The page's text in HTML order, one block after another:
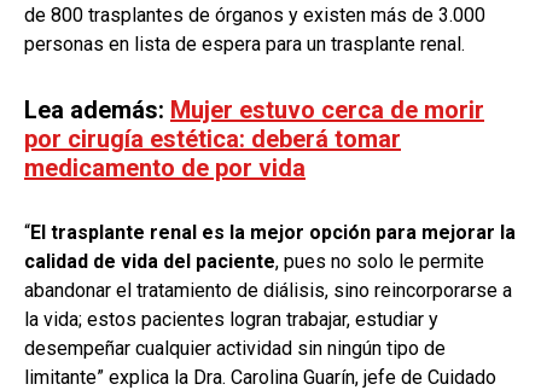
de 800 trasplantes de órganos y existen más de 3.000
personas en lista de espera para un trasplante renal.
Lea además: Mujer estuvo cerca de morir
por cirugía estética: deberá tomar
medicamento de por vida
“El trasplante renal es la mejor opción para mejorar la
calidad de vida del paciente, pues no solo le permite
abandonar el tratamiento de diálisis, sino reincorporarse a
la vida; estos pacientes logran trabajar, estudiar y
desempeñar cualquier actividad sin ningún tipo de
limitante” explica la Dra. Carolina Guarín, jefe de Cuidado